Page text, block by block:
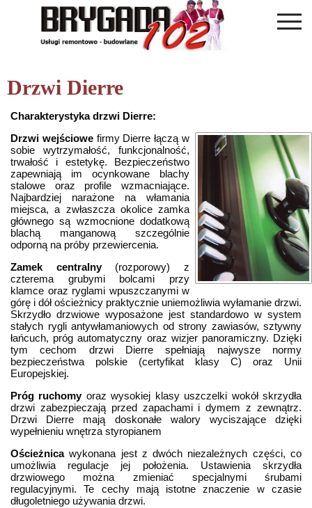
Drzwi Dierre
Charakterystyka drzwi Dierre:
Drzwi wejściowefirmy Dierre łączą w
sobie wytrzymałość, funkcjonalność,
trwałość i estetykę. Bezpieczeństwo
zapewniają im ocynkowane blachy
stalowe oraz profile wzmacniające.
Najbardziej narażone na włamania
miejsca, a zwłaszcza okolice zamka
głównego są wzmocnione dodatkową
blachą manganową szczególnie
odporną na próby przewiercenia.
Zamek centralny(rozporowy) z
czterema grubymi bolcami przy
klamce oraz ryglami wpuszczanymi w
górę i dół ościeżnicy praktycznie uniemożliwia wyłamanie drzwi.
Skrzydło drzwiowe wyposażone jest standardowo w system
stałych rygli antywłamaniowych od strony zawiasów, sztywny
łańcuch, próg automatyczny oraz wizjer panoramiczny. Dzięki
tym cechom drzwi Dierre spełniają najwysze normy
bezpieczeństwa polskie (certyfikat klasy C) oraz Unii
Europejskiej.
Próg ruchomyoraz wysokiej klasy uszczelki wokół skrzydła
drzwi zabezpieczają przed zapachami i dymem z zewnątrz.
Drzwi Dierre mają doskonałe walory wyciszające dzięki
wypełnieniu wnętrza styropianem
Ościeżnicawykonana jest z dwóch niezależnych części, co
umożliwia regulacje jej położenia. Ustawienia skrzydła
drzwiowego można zmieniać specjalnymi śrubami
regulacyjnymi. Te cechy mają istotne znaczenie w czasie
długoletniego używania drzwi.